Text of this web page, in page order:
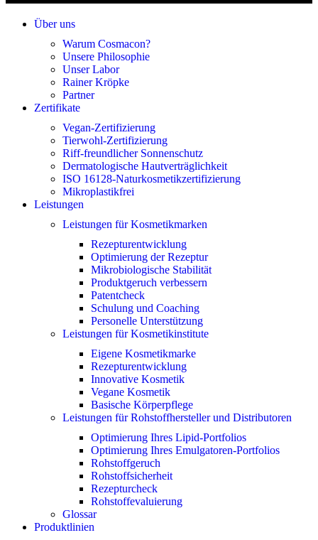
Über uns
Warum Cosmacon?
Unsere Philosophie
Unser Labor
Rainer Kröpke
Partner
Zertifikate
Vegan-Zertifizierung
Tierwohl-Zertifizierung
Riff-freundlicher Sonnenschutz
Dermatologische Hautverträglichkeit
ISO 16128-Naturkosmetikzertifizierung
Mikroplastikfrei
Leistungen
Leistungen für Kosmetikmarken
Rezepturentwicklung
Optimierung der Rezeptur
Mikrobiologische Stabilität
Produktgeruch verbessern
Patentcheck
Schulung und Coaching
Personelle Unterstützung
Leistungen für Kosmetikinstitute
Eigene Kosmetikmarke
Rezepturentwicklung
Innovative Kosmetik
Vegane Kosmetik
Basische Körperpflege
Leistungen für Rohstoffhersteller und Distributoren
Optimierung Ihres Lipid-Portfolios
Optimierung Ihres Emulgatoren-Portfolios
Rohstoffgeruch
Rohstoffsicherheit
Rezepturcheck
Rohstoffevaluierung
Glossar
Produktlinien